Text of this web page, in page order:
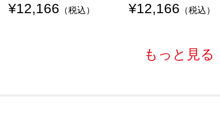
¥12,166 （税込） ¥12,166 （税込）
もっと見る